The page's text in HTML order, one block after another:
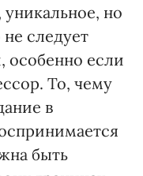
но
следует
особенно если
То, чему
в
быть